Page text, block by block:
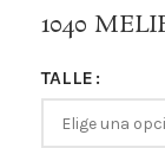
1040
TALLE